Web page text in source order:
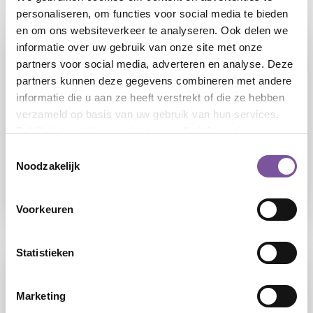
personaliseren, om functies voor social media te bieden
en om ons websiteverkeer te analyseren. Ook delen we
informatie over uw gebruik van onze site met onze
partners voor social media, adverteren en analyse. Deze
partners kunnen deze gegevens combineren met andere
informatie die u aan ze heeft verstrekt of die ze hebben
verzameld op basis van uw gebruik van hun services.
Bekijk hetcookieoverzichtvoor alle informatie.
Noodzakelijk
Voorkeuren
Statistieken
Marketing
Zorginzet: helpt u mee deze zomer?